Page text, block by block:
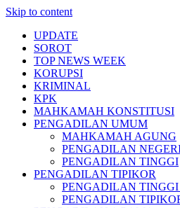
Skip to content
UPDATE
SOROT
TOP NEWS WEEK
KORUPSI
KRIMINAL
KPK
MAHKAMAH KONSTITUSI
PENGADILAN UMUM
MAHKAMAH AGUNG
PENGADILAN
PENGADILAN TINGGI
PENGADILAN TIPIKOR
PENGADILAN TINGGI
PENGADILAN